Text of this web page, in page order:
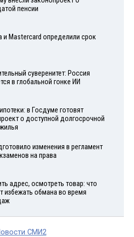
пенсии
и Mastercard определили срок
суверенитет: Россия
в глобальной гонке ИИ
в Госдуме готовят
о доступной долгосрочной
изменения в регламент
на права
адрес, осмотреть товар: что
избежать обмана во время
СМИ2